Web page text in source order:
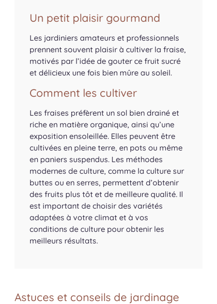
Un petit plaisir gourmand
Les jardiniers amateurs et professionnels
prennent souvent plaisir à cultiver la fraise,
motivés par l’idée de gouter ce fruit sucré
et délicieux une fois bien mûre au soleil.
Comment les cultiver
Les fraises préfèrent un sol bien drainé et
riche en matière organique, ainsi qu’une
exposition ensoleillée. Elles peuvent être
cultivées en pleine terre, en pots ou même
en paniers suspendus. Les méthodes
modernes de culture, comme la culture sur
buttes ou en serres, permettent d’obtenir
des fruits plus tôt et de meilleure qualité. Il
est important de choisir des variétés
adaptées à votre climat et à vos
conditions de culture pour obtenir les
meilleurs résultats.
Astuces et conseils de jardinage